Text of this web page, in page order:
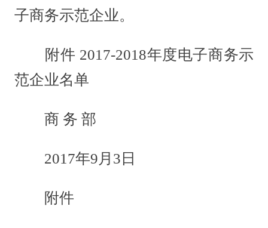
子商务示范企业。
附件 2017-2018年度电子商务示
范企业名单
商 务 部
2017年9月3日
附件